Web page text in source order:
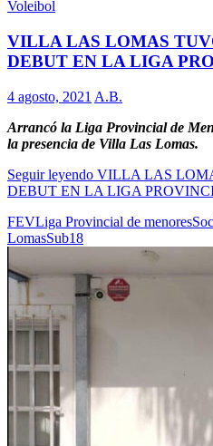
Voleibol
VILLA LAS LOMAS
DEBUT EN LA LIGA
4 agosto, 2021 A.B.
Arrancó la Liga Provincial de
la presencia de Villa Las Lomas.
Seguir leyendo VILLA LAS
DEBUT EN LA LIGA
FEVLiga Provincial de menores
LomasSub18